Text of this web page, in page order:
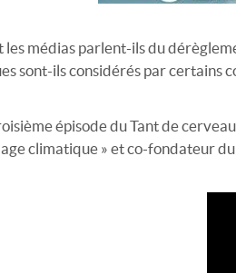
les médias parlent-ils du
sont-ils considérés par certains
épisode du Tant de
climatique » et co-fondateur